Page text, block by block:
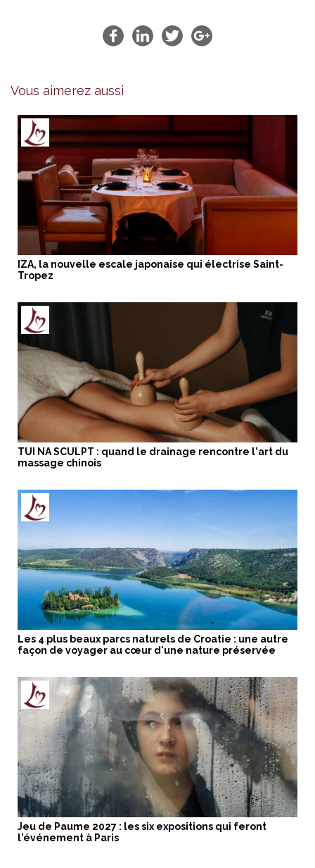
Vous aimerez aussi
IZA, la nouvelle escale japonaise qui électrise Saint-
Tropez
TUI NA SCULPT : quand le drainage rencontre l'art du
massage chinois
Les 4 plus beaux parcs naturels de Croatie : une autre
façon de voyager au cœur d'une nature préservée
Jeu de Paume 2027 : les six expositions qui feront
l'événement à Paris